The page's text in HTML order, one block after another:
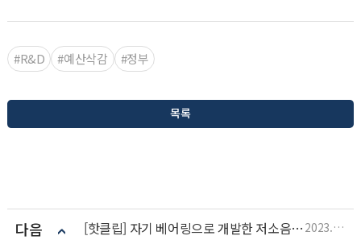
#R&D #예산삭감 #정부
목록
다음 [핫클립] 자기 베어링으로 개발한 저소음 저진동 로터 세일 2023.10.26